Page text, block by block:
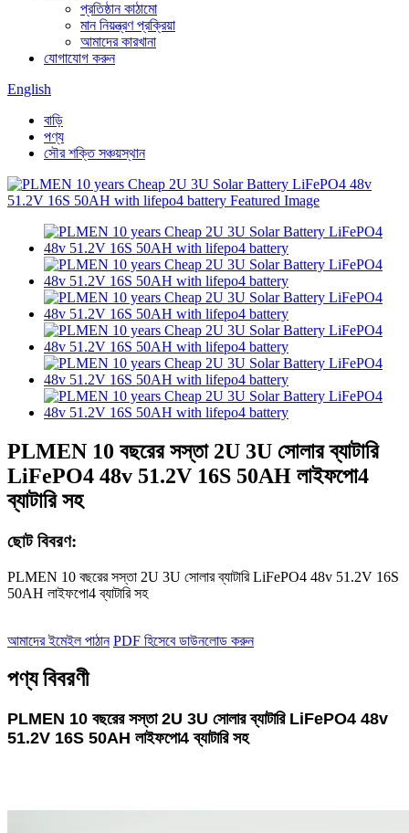
প্রতিষ্ঠান কাঠামো
মান নিয়ন্ত্রণ প্রক্রিয়া
আমাদের কারখানা
যোগাযোগ করুন
English
বাড়ি
পণ্য
সৌর শক্তি সঞ্চয়স্থান
PLMEN 10 বছরের সস্তা 2U 3U সোলার ব্যাটারি
LiFePO4 48v 51.2V 16S 50AH লাইফপো4
ব্যাটারি সহ
ছোট বিবরণ:
PLMEN 10 বছরের সস্তা 2U 3U সোলার ব্যাটারি LiFePO4 48v 51.2V 16S
50AH লাইফপো4 ব্যাটারি সহ
আমাদের ইমেইল পাঠান PDF হিসেবে ডাউনলোড করুন
পণ্য বিবরণী
PLMEN 10 বছরের সস্তা 2U 3U সোলার ব্যাটারি LiFePO4 48v
51.2V 16S 50AH লাইফপো4 ব্যাটারি সহ